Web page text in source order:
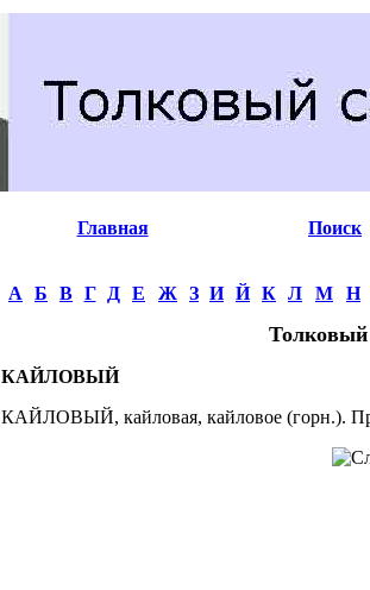
Главная Поиск
А Б В Г Д Е Ж З И Й К Л М Н
КАЙЛОВЫЙ
КАЙЛОВЫЙ, кайловая, кайловое (горн.).